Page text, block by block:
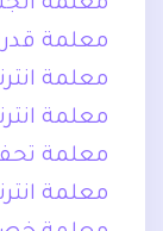
معلمة
معلمة
معلمة
معلمة
معلمة
معلمة